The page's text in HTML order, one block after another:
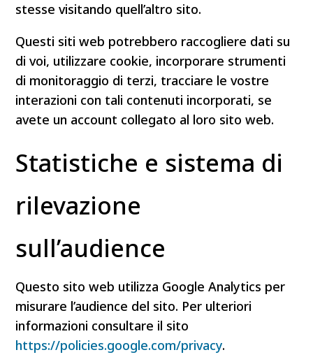
stesse visitando quell’altro sito.
Questi siti web potrebbero raccogliere dati su
di voi, utilizzare cookie, incorporare strumenti
di monitoraggio di terzi, tracciare le vostre
interazioni con tali contenuti incorporati, se
avete un account collegato al loro sito web.
Statistiche e sistema di
rilevazione
sull’audience
Questo sito web utilizza Google Analytics per
misurare l’audience del sito. Per ulteriori
informazioni consultare il sito
https://policies.google.com/privacy.